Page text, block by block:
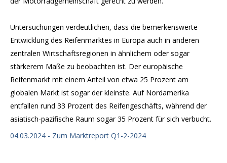
Untersuchungen verdeutlichen, dass die bemerkenswerte
Entwicklung des Reifenmarktes in Europa auch in anderen
zentralen Wirtschaftsregionen in ähnlichem oder sogar
stärkerem Maße zu beobachten ist. Der europäische
Reifenmarkt mit einem Anteil von etwa 25 Prozent am
globalen Markt ist sogar der kleinste. Auf Nordamerika
entfallen rund 33 Prozent des Reifengeschäfts, während der
asiatisch-pazifische Raum sogar 35 Prozent für sich verbucht.
04.03.2024 - Zum Marktreport Q1-2-2024